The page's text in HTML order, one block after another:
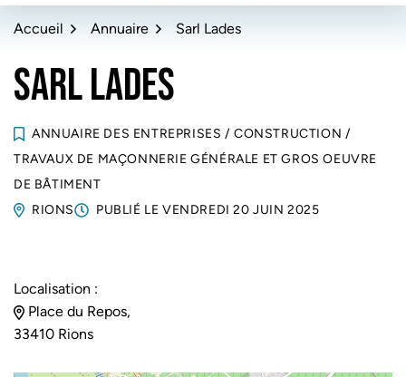
Accueil Annuaire Sarl Lades
SARL LADES
ANNUAIRE DES ENTREPRISES / CONSTRUCTION /
TRAVAUX DE MAÇONNERIE GÉNÉRALE ET GROS OEUVRE
DE BÂTIMENT
RIONS
PUBLIÉ LE VENDREDI 20 JUIN 2025
Localisation :
Place du Repos,
33410 Rions